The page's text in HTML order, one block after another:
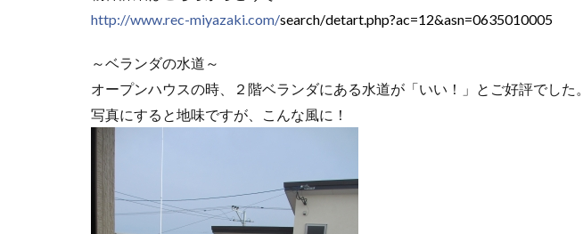
http://www.rec-miyazaki.com/search/detart.php?ac=12&asn=0635010005
～ベランダの水道～
オープンハウスの時、２階ベランダにある水道が「いい！」とご好評でした。
写真にすると地味ですが、こんな風に！